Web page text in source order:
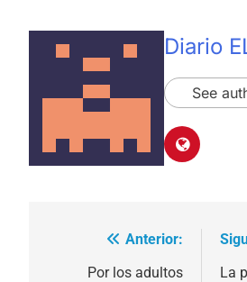
Diario
See
Navegación
Anterior:
Por los adultos
La